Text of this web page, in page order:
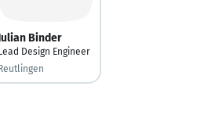
Binder
Design Engineer